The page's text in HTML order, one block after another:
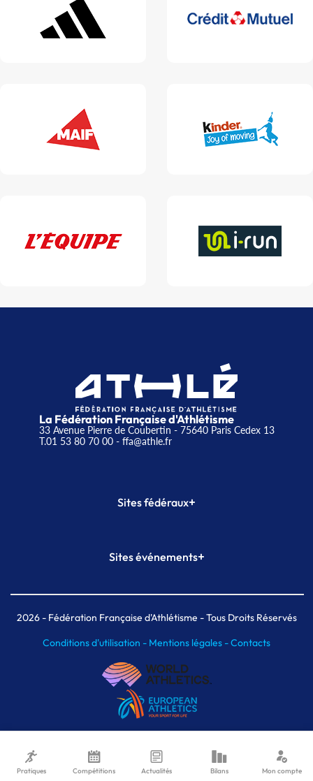
La Fédération Française d'Athlétisme
33 Avenue Pierre de Coubertin - 75640 Paris Cedex 13
T.01 53 80 70 00- ffa@athle.fr
Sites fédéraux+
Plateforme Formation
Sites événements+
Meeting de Paris indoor
MAIF Ekiden de Paris
2026- Fédération Française d'Athlétisme - Tous Droits Réservés
Conditions d'utilisation - Mentions légales -Contacts
Pratiques Compétitions Actualités Bilans Mon compte